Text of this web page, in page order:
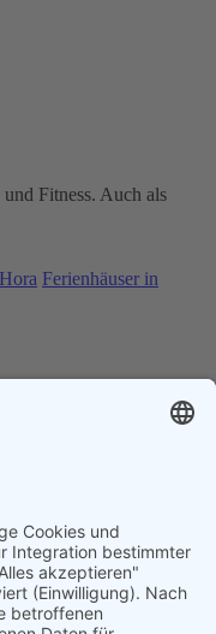
Fitness. Auch als
Ferienhäuser in